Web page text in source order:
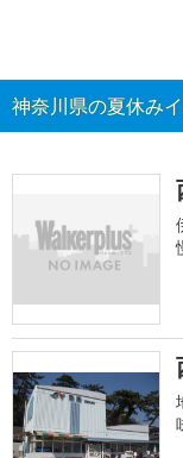
神奈川県の夏休み